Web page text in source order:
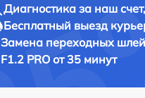
Диагностика за наш счет,
Бесплатный выезд
Замена переходных
F1.2 PRO от 35 минут